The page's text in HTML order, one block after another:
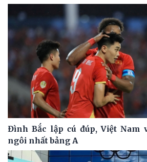
Đình Bắc lập cú đúp, Việt Nam
ngôi nhất bảng A